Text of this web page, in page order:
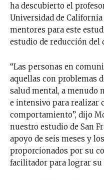
ha descubierto el
Universidad de
mentores para este
estudio de reducción del
“Las personas en
aquellas con problemas
salud mental, a menudo
e intensivo para realizar
comportamiento”, dijo
nuestro estudio de San
apoyo de seis meses y
proporcionados por su
facilitador para lograr su